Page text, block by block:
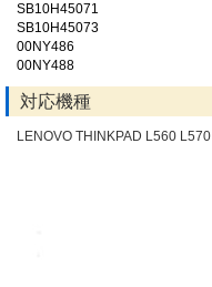
SB10H45071
SB10H45073
00NY486
00NY488
対応機種
LENOVO THINKPAD L560 L570